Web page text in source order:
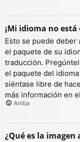
¡Mi idioma no
Esto se puede deber
el paquete de su
traducción.
el paquete del
siéntase libre de
más información en
Arriba
¿Qué es la